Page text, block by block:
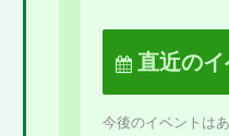
直近のイ
今後のイベントはあ